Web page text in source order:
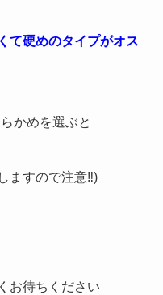
て硬めのタイプがオス
かめを選ぶと
ますので注意‼︎)
お待ちください